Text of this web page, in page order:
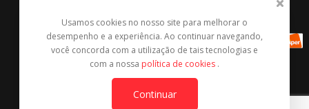
Área do Participante
Central de Ajuda
Denunciar este evento
Formas de Pagamento
Usamos cookies no nosso site para melhorar o
desempenho e a experiência. Ao continuar navegando,
você concorda com a utilização de tais tecnologias e
com a nossa política de cookies .
Continuar